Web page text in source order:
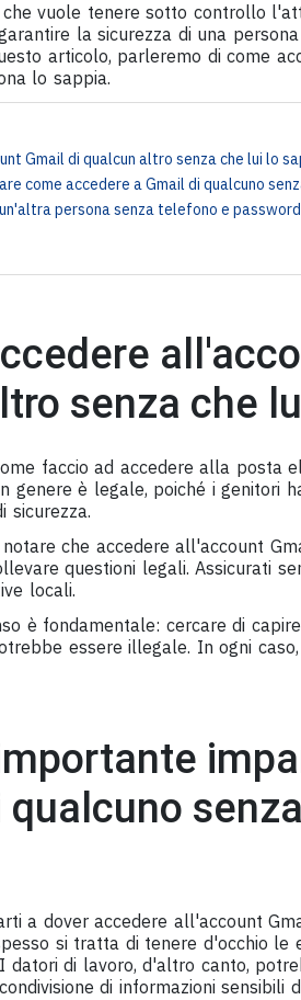
vuole tenere sotto controllo
la sicurezza di una
articolo, parleremo di come
lo sappia.
Gmail di qualcun altro senza che lui lo
come accedere a Gmail di qualcuno
persona senza telefono e
senza che
faccio ad accedere alla posta
genere è legale, poiché i genitori
sicurezza.
che accedere all'account
questioni legali. Assicurati
locali.
è fondamentale: cercare di
essere illegale. In ogni
qualcuno
a dover accedere all'account
si tratta di tenere d'occhio
datori di lavoro, d'altro canto,
di informazioni sensibili